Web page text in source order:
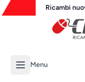
Ricambi
Menu